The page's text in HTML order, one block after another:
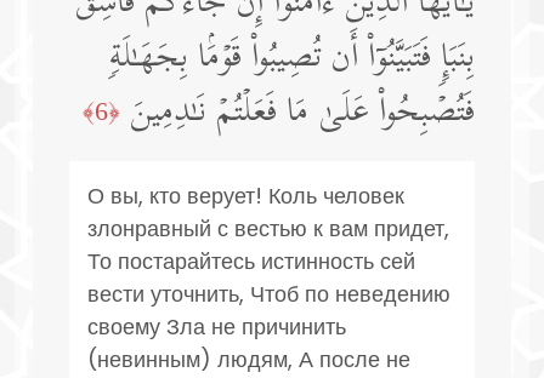
بِنَبَإࣲ فَتَبَیَّنُوۤا۟ أَن تُصِیبُوا۟ قَوۡمَۢا بِجَهَـٰلَةࣲ
فَتُصۡبِحُوا۟ عَلَىٰ مَا فَعَلۡتُمۡ نَـٰدِمِینَ ﴿6﴾
О вы, кто верует! Коль человек
злонравный с вестью к вам придет,
То постарайтесь истинность сей
вести уточнить, Чтоб по неведению
своему Зла не причинить
(невинным) людям, А после не